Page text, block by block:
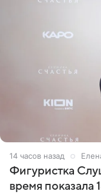
14 часов назад
Фигуристка
время показала